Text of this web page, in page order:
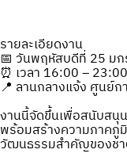
รายละเอียดงาน
📅 วันพฤหัสบดีที่ 25 ม
⏰ เวลา 16:00 –
📍 ลานกลางแจ้ง ศูนย์ก
งานนี้จัดขึ้นเพื่อสนับสนุ
พร้อมสร้างความภาคภู
วัฒนธรรมสำคัญของชา